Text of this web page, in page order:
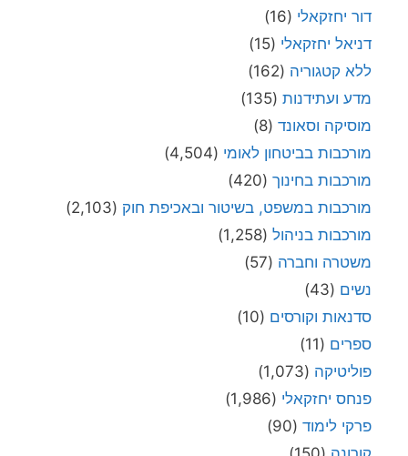
דור יחזקאלי (16)
דניאל יחזקאלי (15)
ללא קטגוריה (162)
מדע ועתידנות (135)
מוסיקה וסאונד (8)
מורכבות בביטחון לאומי (4,504)
מורכבות בחינוך (420)
מורכבות במשפט, בשיטור ובאכיפת חוק (2,103)
מורכבות בניהול (1,258)
משטרה וחברה (57)
נשים (43)
סדנאות וקורסים (10)
ספרים (11)
פוליטיקה (1,073)
פנחס יחזקאלי (1,986)
פרקי לימוד (90)